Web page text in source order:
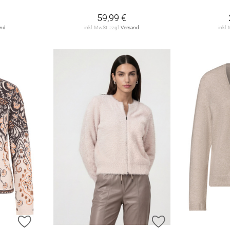
59,99 €
inkl. MwSt. zzgl.Versand inkl.
ZUR WUNSCHLISTE HINZUFÜGEN ZUR